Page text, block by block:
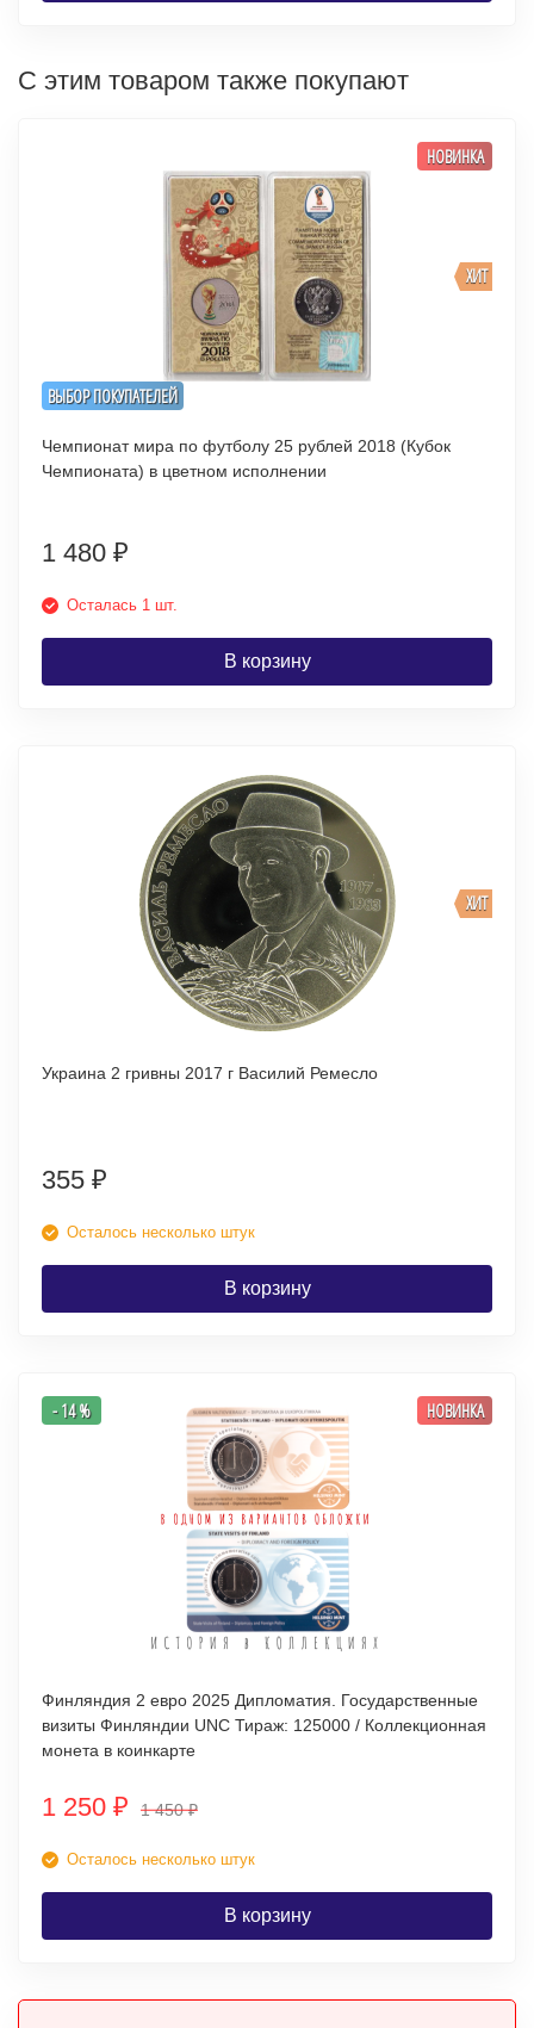
С этим товаром также покупают
ВЫБОР ПОКУПАТЕЛЕЙ
ХИТ
НОВИНКА
Чемпионат мира по футболу 25 рублей 2018 (Кубок
Чемпионата) в цветном исполнении
1 480 ₽
Осталась 1 шт.
В корзину
ХИТ
Украина 2 гривны 2017 г Василий Ремесло
355 ₽
Осталось несколько штук
В корзину
- 14 % НОВИНКА
Финляндия 2 евро 2025 Дипломатия. Государственные
визиты Финляндии UNC Тираж: 125000 / Коллекционная
монета в коинкарте
1 250 ₽ 1 450₽
Осталось несколько штук
В корзину